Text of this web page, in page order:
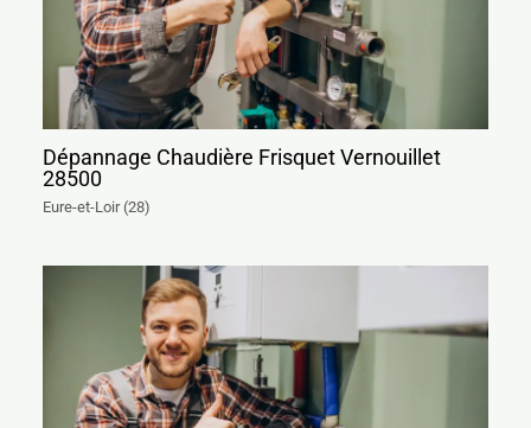
Dépannage Chaudière Frisquet Vernouillet
28500
Eure-et-Loir (28)